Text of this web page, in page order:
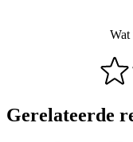
Wat
Gerelateerde